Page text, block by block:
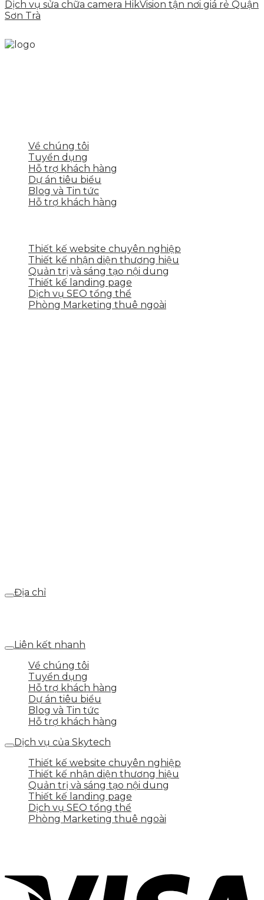
Dịch vụ sửa chữa camera HikVision tận nơi giá rẻ Quận
Sơn Trà
Về chúng tôi
Tuyển dụng
Hỗ trợ khách hàng
Dự án tiêu biểu
Blog và Tin tức
Hỗ trợ khách hàng
Thiết kế website chuyên nghiệp
Thiết kế nhận diện thương hiệu
Quản trị và sáng tạo nội dung
Thiết kế landing page
Dịch vụ SEO tổng thể
Phòng Marketing thuê ngoài
Địa chỉ
Liên kết nhanh
Về chúng tôi
Tuyển dụng
Hỗ trợ khách hàng
Dự án tiêu biểu
Blog và Tin tức
Hỗ trợ khách hàng
Dịch vụ của Skytech
Thiết kế website chuyên nghiệp
Thiết kế nhận diện thương hiệu
Quản trị và sáng tạo nội dung
Thiết kế landing page
Dịch vụ SEO tổng thể
Phòng Marketing thuê ngoài